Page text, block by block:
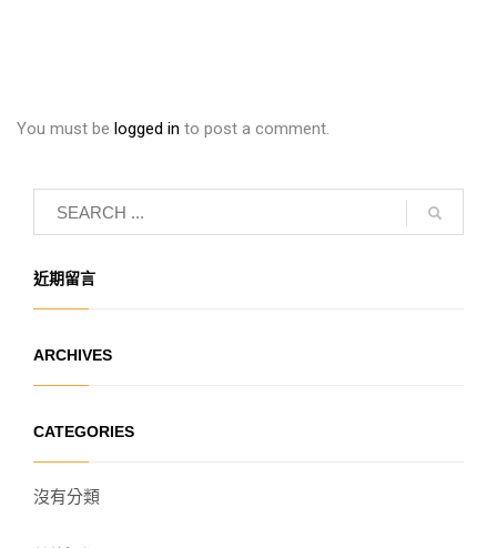
You must be logged in to post a comment.
近期留言
ARCHIVES
CATEGORIES
沒有分類